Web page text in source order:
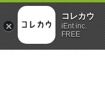
コレカウ
iEnt inc.
FREE